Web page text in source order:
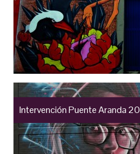
Intervención Puente Aranda 20